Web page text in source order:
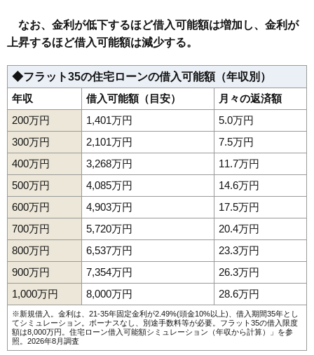
なお、金利が低下するほど借入可能額は増加し、金利が
上昇するほど借入可能額は減少する。
◆フラット35の住宅ローンの借入可能額（年収別）
年収
借入可能額（目安）
月々の返済額
200万円
1,401万円
5.0万円
300万円
2,101万円
7.5万円
400万円
3,268万円
11.7万円
500万円
4,085万円
14.6万円
600万円
4,903万円
17.5万円
700万円
5,720万円
20.4万円
800万円
6,537万円
23.3万円
900万円
7,354万円
26.3万円
1,000万円
8,000万円 28.6万円
※新規借入。金利は、21-35年固定金利が2.49%(頭金10%以上)、借入期間35年とし
てシミュレーション。ボーナスなし、別途手数料等が必要。フラット35の借入限度
額は8,000万円。 住宅ローン借入可能額シミュレーション（年収から計算）
」を参
照。2026年8月調査